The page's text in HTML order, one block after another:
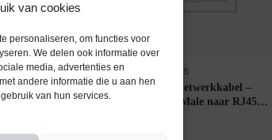
van cookies
personaliseren, om functies voor
We delen ook informatie over
media, advertenties en
andere informatie die u aan hen
van hun services.
–
naar RJ45
NETWERKKABELS
Ewent CAT5e Netwerkkabel –
U/UTP – RJ45 Male naar RJ45